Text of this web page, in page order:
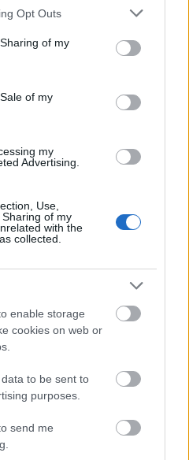
app uses one or more Google
behaviour. You may click to
and its third-party tags to
purposes in below Google
Opt Outs
of my
of my
my
Advertising.
Use,
of my
with the
collected.
enable storage
cookies on web or
to be sent to
purposes.
send me
vonal csak viszonyítás,
ami meghatározza azt,
eladások, a vásárlói
azt erősen befolyásolja
reklámokban SUV-okat
a kereslet alakulását
környezet is.
a
cégautók adóztatása
ok vásárlásának, és – ami
a széndioxid-kibocsátás
is.
álláspontja szerint a
nemcsak a
használatát
adóztatásának